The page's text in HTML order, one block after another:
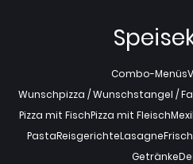
Combo-Menüs
Wunschpizza / Wunschstangel /
Pizza mit FischPizza mit Fleisch
PastaReisgerichteLasagne
Getränke